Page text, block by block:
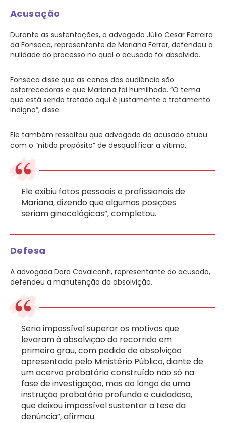
Acusação
Durante as sustentações, o advogado Júlio Cesar Ferreira
da Fonseca, representante de Mariana Ferrer, defendeu a
nulidade do processo no qual o acusado foi absolvido.
Fonseca disse que as cenas das audiência são
estarrecedoras e que Mariana foi humilhada. “O tema
que está sendo tratado aqui é justamente o tratamento
indigno”, disse.
Ele também ressaltou que advogado do acusado atuou
com o “nítido propósito” de desqualificar a vítima.
Ele exibiu fotos pessoais e profissionais de
Mariana, dizendo que algumas posições
seriam ginecológicas”, completou.
Defesa
A advogada Dora Cavalcanti, representante do acusado,
defendeu a manutenção da absolvição.
Seria impossível superar os motivos que
levaram à absolvição do recorrido em
primeiro grau, com pedido de absolvição
apresentado pelo Ministério Público, diante de
um acervo probatório construído não só na
fase de investigação, mas ao longo de uma
instrução probatória profunda e cuidadosa,
que deixou impossível sustentar a tese da
denúncia”, afirmou.